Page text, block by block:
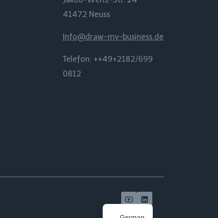
41472 Neuss
Info@draw-my-business.de
Telefon: ++49+2182/699
0812
English